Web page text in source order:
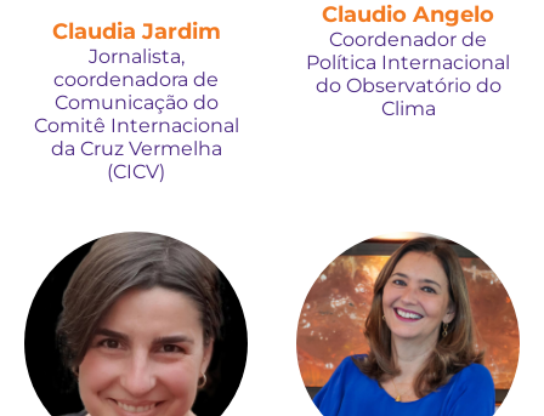
Claudia Jardim
Jornalista,
coordenadora de
Comunicação do
Comitê Internacional
da Cruz Vermelha
(CICV)
Claudio Angelo
Coordenador de
Política Internacional
do Observatório do
Clima